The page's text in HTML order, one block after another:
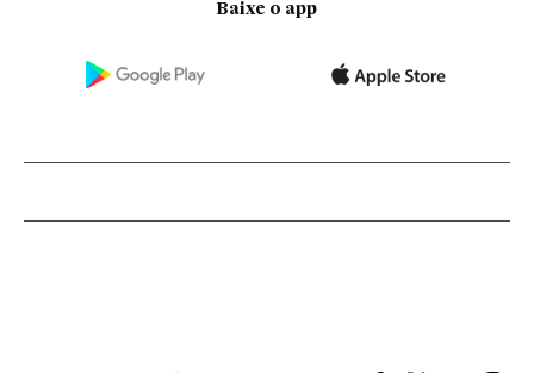
Baixe o app